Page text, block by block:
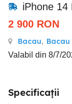
iPhone 14
2 900 RON
Bacau, Bacau
Valabil din 8/7/
Specificații